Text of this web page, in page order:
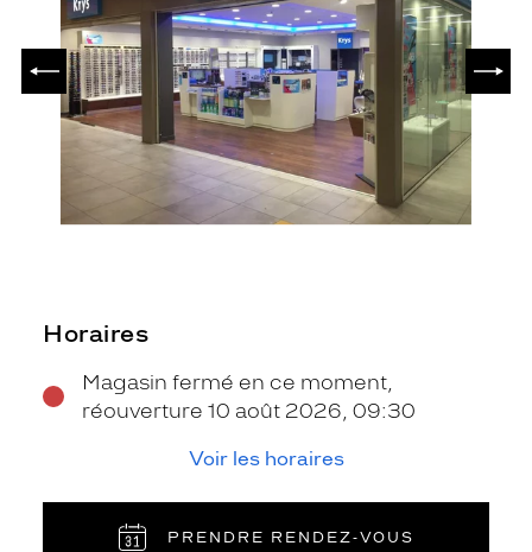
PRÉCÉDENT
Horaires
Magasin fermé en ce moment,
réouverture 10 août 2026, 09:30
Voir les horaires
PRENDRE RENDEZ‑VOUS